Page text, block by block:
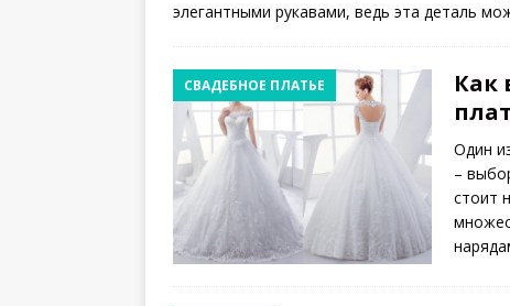
элегантными рукавами, ведь эта деталь
СВАДЕБНОЕ ПЛАТЬЕ
Как
Один
–
стоит